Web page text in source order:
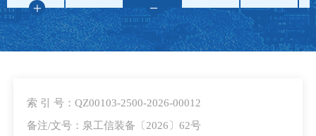
索 引 号：QZ00103-2500-2026-00012
备注/文号：泉工信装备〔2026〕62号